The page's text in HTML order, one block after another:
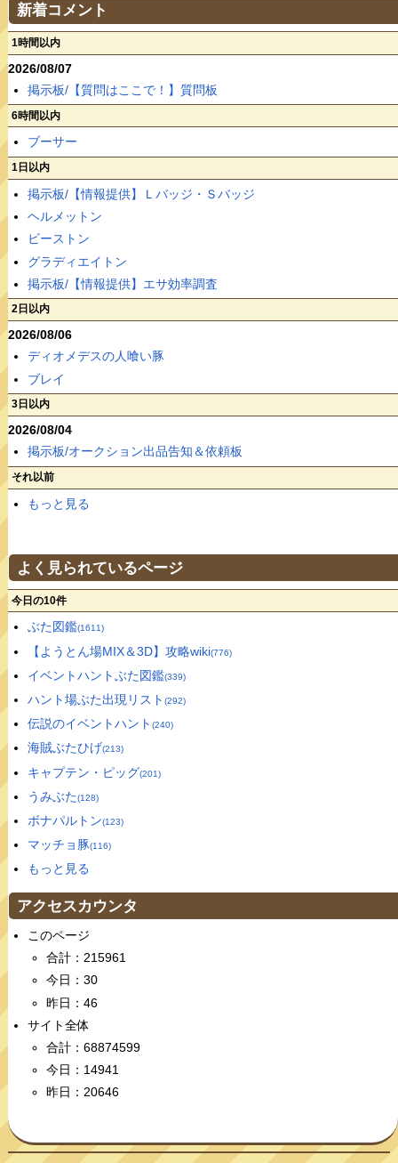
新着コメント
1時間以内
2026/08/07
掲示板/【質問はここで！】質問板
6時間以内
ブーサー
1日以内
掲示板/【情報提供】Ｌバッジ・Ｓバッジ
ヘルメットン
ビーストン
グラディエイトン
掲示板/【情報提供】エサ効率調査
2日以内
2026/08/06
ディオメデスの人喰い豚
ブレイ
3日以内
2026/08/04
掲示板/オークション出品告知＆依頼板
それ以前
もっと見る
よく見られているページ
今日の10件
ぶた図鑑(1611)
【ようとん場MIX＆3D】攻略wiki(776)
イベントハントぶた図鑑(339)
ハント場ぶた出現リスト (292)
伝説のイベントハント (240)
海賊ぶたひげ(213)
キャプテン・ピッグ(201)
うみぶた(128)
ボナパルトン(123)
マッチョ豚(116)
もっと見る
アクセスカウンタ
このページ
合計：215961
今日：30
昨日：46
サイト全体
合計：68874599
今日：14941
昨日：20646